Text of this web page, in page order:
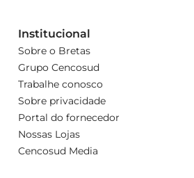
Institucional
Sobre o Bretas
Grupo Cencosud
Trabalhe conosco
Sobre privacidade
Portal do fornecedor
Nossas Lojas
Cencosud Media